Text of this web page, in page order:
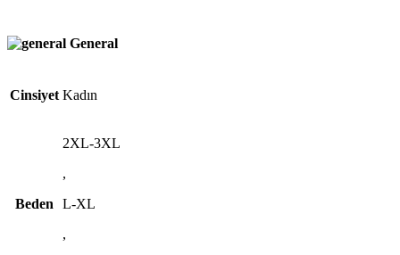
General
Cinsiyet Kadın
Beden
2XL-3XL
,
L-XL
,